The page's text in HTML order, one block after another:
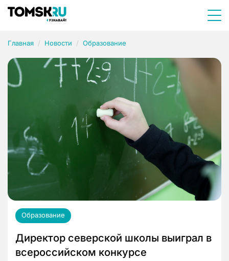
Главная Новости Образование
Образование
Директор северской школы выиграл в
всероссийском конкурсе